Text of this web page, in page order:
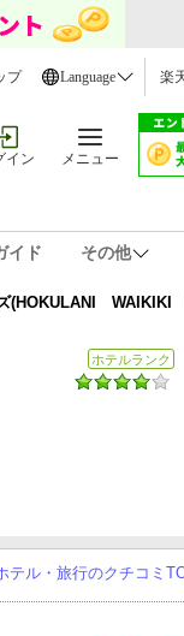
プ Language 楽
イン メニュー
イド その他
(HOKULANI
ホテルランク
テル・旅行のクチコミ